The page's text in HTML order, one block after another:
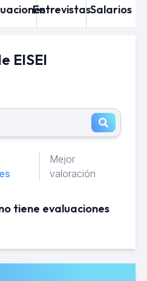
EntrevistasSalarios
EISEI
Mejor
valoración
tiene evaluaciones